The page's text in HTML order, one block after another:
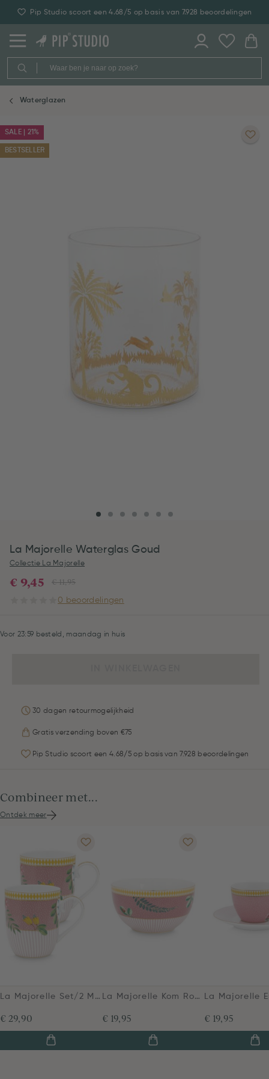
Pip Studio scoort een 4.68/5 op basis van 7.928 beoordelingen
Waterglazen
SALE | 21%
BESTSELLER
La Majorelle Waterglas Goud
Collectie La Majorelle
€ 11,95
€ 9,45
0 beoordelingen
Voor 23:59 besteld, maandag in huis
30 dagen retourmogelijkheid
Gratis verzending boven €75
Pip Studio scoort een 4.68/5 op basis van 7.928 beoordelingen
Combineer met...
Ontdek meer
La Majorelle Set/2 Mokken Klein Roze
€ 29,90
La Majorelle Kom Roze 12 cm
€ 19,95 € 19,95